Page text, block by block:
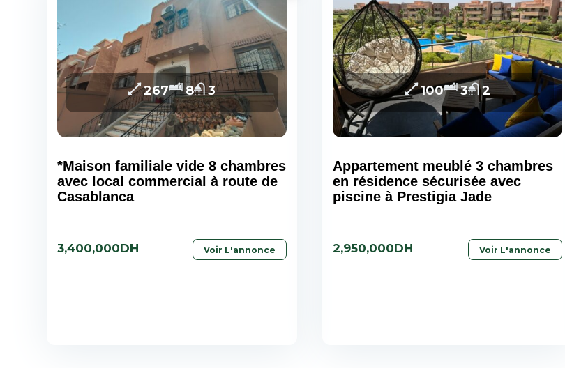
*Maison familiale vide 8 chambres
avec local commercial à route de
Casablanca
3,400,000DH Voir L'annonce
267 8 3
Appartement meublé 3 chambres
en résidence sécurisée avec
piscine à Prestigia Jade
2,950,000DH Voir L'annonce
100 3 2